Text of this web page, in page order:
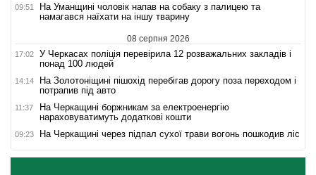
09:51
На Уманщині чоловік напав на собаку з палицею та
намагався наїхати на іншу тварину
08 серпня 2026
17:02
У Черкасах поліція перевірила 12 розважальних закладів і
понад 100 людей
14:14
На Золотоніщині пішохід перебігав дорогу поза переходом і
потрапив під авто
11:37
На Черкащині боржникам за електроенергію
нараховуватимуть додаткові кошти
09:23 На Черкащині через підпал сухої трави вогонь пошкодив ліс